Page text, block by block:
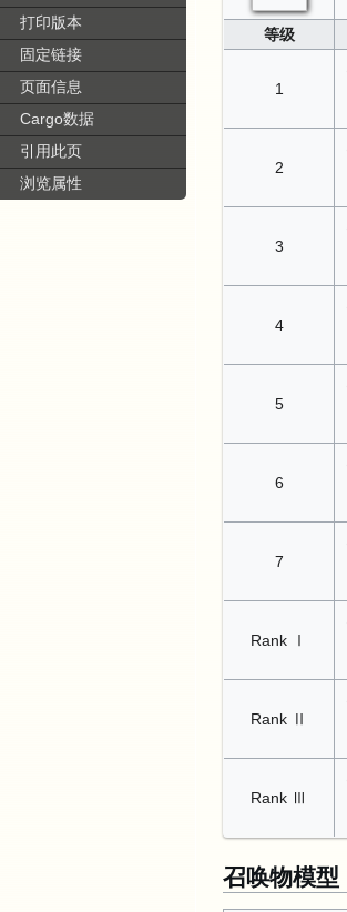
等级
1
2
3
4
5
6
7
Rank Ⅰ
Rank Ⅱ
Rank Ⅲ
召唤物模型
打印版本
固定链接
页面信息
Cargo数据
引用此页
浏览属性